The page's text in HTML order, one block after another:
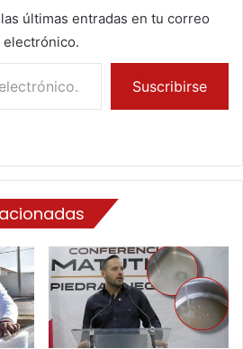
últimas entradas en tu correo
electrónico.
Suscribirse